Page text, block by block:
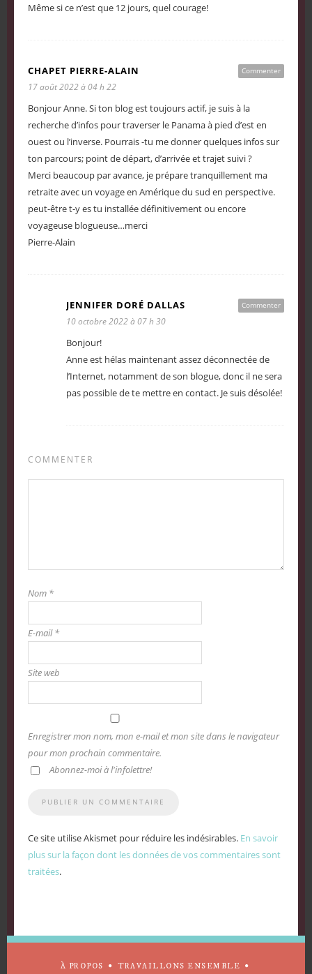
Même si ce n’est que 12 jours, quel courage!
Commenter
CHAPET PIERRE-ALAIN
17 août 2022 à 04 h 22
Bonjour Anne. Si ton blog est toujours actif, je suis à la
recherche d’infos pour traverser le Panama à pied d’est en
ouest ou l’inverse. Pourrais -tu me donner quelques infos sur
ton parcours; point de départ, d’arrivée et trajet suivi ?
Merci beaucoup par avance, je prépare tranquillement ma
retraite avec un voyage en Amérique du sud en perspective.
peut-être t-y es tu installée définitivement ou encore
voyageuse blogueuse…merci
Pierre-Alain
Commenter
JENNIFER DORÉ DALLAS
10 octobre 2022 à 07 h 30
Bonjour!
Anne est hélas maintenant assez déconnectée de
l’Internet, notamment de son blogue, donc il ne sera
pas possible de te mettre en contact. Je suis désolée!
COMMENTER
Nom *
E-mail*
Site web
Enregistrer mon nom, mon e-mail et mon site dans le navigateur
pour mon prochain commentaire.
Abonnez-moi à l'infolettre!
Ce site utilise Akismet pour réduire les indésirables. En savoir
plus sur la façon dont les données de vos commentaires sont
traitées.
À PROPOS TRAVAILLONS ENSEMBLE